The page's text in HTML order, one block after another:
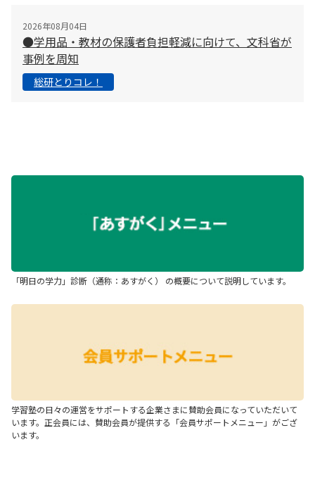
2026年08月04日
●学用品・教材の保護者負担軽減に向けて、文科省が
事例を周知
総研とりコレ！
「明日の学力」診断（通称：あすがく） の概要について説明しています。
学習塾の日々の運営をサポートする企業さまに賛助会員になっていただいて
います。正会員には、賛助会員が提供する「会員サポートメニュー」がござ
います。